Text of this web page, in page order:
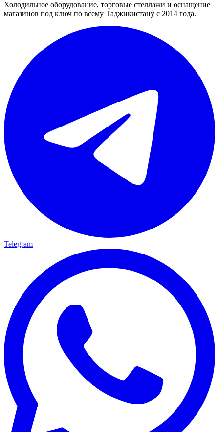
Холодильное оборудование, торговые стеллажи и оснащение
магазинов под ключ по всему Таджикистану с 2014 года.
Telegram